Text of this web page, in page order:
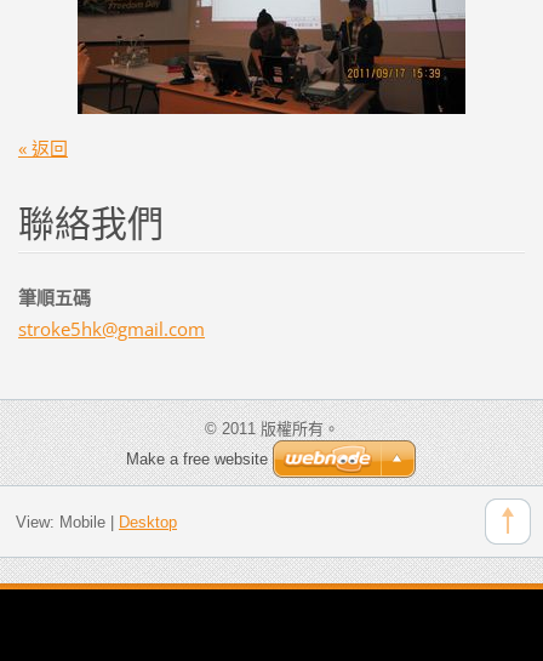
« 返回
聯絡我們
筆順五碼
stroke5hk@gmail.com
© 2011 版權所有。
Make a free website
View: Mobile| Desktop